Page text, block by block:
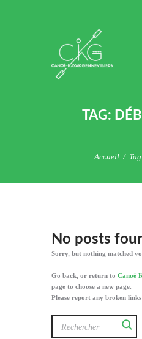
TAG:
Accueil
No posts
Sorry, but nothing matched
Go back, or return to Canoë
page to choose a new page.
Please report any broken